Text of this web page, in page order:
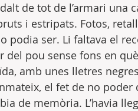
de tot de l’armari una
i estripats. Fotos,
podia ser. Li faltava el
del pou sense fons en
amb unes lletres
el fet de no poder
de memòria. L’havia